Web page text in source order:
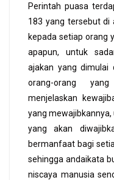
Perintah puasa
183 yang tersebut di
kepada setiap orang
apapun, untuk
ajakan yang dimulai
orang-orang yang
menjelaskan
yang
yang akan
bermanfaat bagi
sehingga andaikata
niscaya manusia